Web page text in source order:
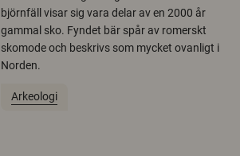
björnfäll visar sig vara delar av en 2000 år
gammal sko. Fyndet bär spår av romerskt
skomode och beskrivs som mycket ovanligt i
Norden.
Arkeologi